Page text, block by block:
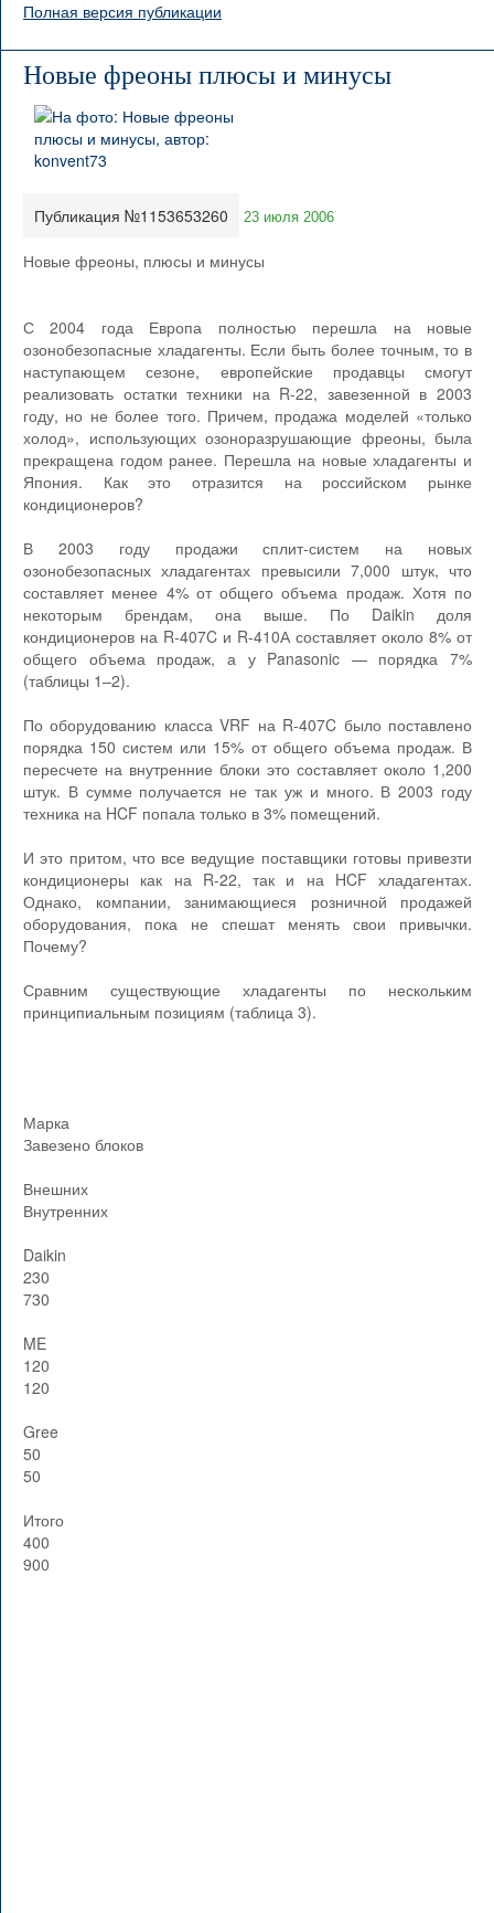
Полная версия публикации
Новые фреоны плюсы и минусы
Публикация №1153653260 23 июля 2006
Новые фреоны, плюсы и минусы
С 2004 года Европа полностью перешла на новые
озонобезопасные хладагенты. Если быть более точным, то в
наступающем сезоне, европейские продавцы смогут
реализовать остатки техники на R-22, завезенной в 2003
году, но не более того. Причем, продажа моделей «только
холод», использующих озоноразрушающие фреоны, была
прекращена годом ранее. Перешла на новые хладагенты и
Япония. Как это отразится на российском рынке
кондиционеров?
В 2003 году продажи сплит-систем на новых
озонобезопасных хладагентах превысили 7,000 штук, что
составляет менее 4% от общего объема продаж. Хотя по
некоторым брендам, она выше. По Daikin доля
кондиционеров на R-407C и R-410А составляет около 8% от
общего объема продаж, а у Panasonic — порядка 7%
(таблицы 1–2).
По оборудованию класса VRF на R-407C было поставлено
порядка 150 систем или 15% от общего объема продаж. В
пересчете на внутренние блоки это составляет около 1,200
штук. В сумме получается не так уж и много. В 2003 году
техника на HCF попала только в 3% помещений.
И это притом, что все ведущие поставщики готовы привезти
кондиционеры как на R-22, так и на HCF хладагентах.
Однако, компании, занимающиеся розничной продажей
оборудования, пока не спешат менять свои привычки.
Почему?
Сравним существующие хладагенты по нескольким
принципиальным позициям (таблица 3).
Марка
Завезено блоков
Внешних
Внутренних
Daikin
230
730
ME
120
120
Gree
50
50
Итого
400
900